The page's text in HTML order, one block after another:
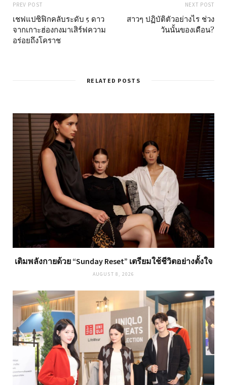
PREV POST
เชฟแปซิฟิกคลับระดับ 5 ดาว
จากเกาะฮ่องกงมาเสิร์ฟความ
อร่อยถึงโคราช
NEXT POST
สาวๆ ปฏิบัติตัวอย่างไร ช่วง
วันนั้นของเดือน?
RELATED POSTS
เติมพลังกายด้วย “Sunday Reset” เตรียมใช้ชีวิตอย่างตั้งใจ
AUGUST 8, 2026